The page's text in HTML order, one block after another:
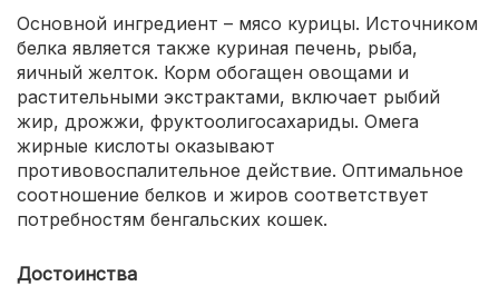
Основной ингредиент – мясо курицы. Источником
белка является также куриная печень, рыба,
яичный желток. Корм обогащен овощами и
растительными экстрактами, включает рыбий
жир, дрожжи, фруктоолигосахариды. Омега
жирные кислоты оказывают
противовоспалительное действие. Оптимальное
соотношение белков и жиров соответствует
потребностям бенгальских кошек.
Достоинства